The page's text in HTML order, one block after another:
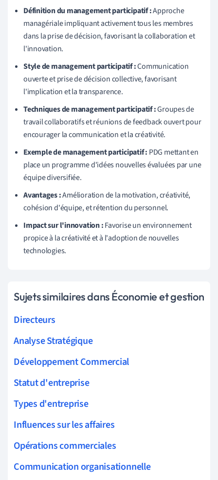
Définition du management participatif :Approche
managériale impliquant activement tous les membres
dans la prise de décision, favorisant la collaboration et
l'innovation.
Style de management participatif :Communication
ouverte et prise de décision collective, favorisant
l'implication et la transparence.
Techniques de management participatif :Groupes de
travail collaboratifs et réunions de feedback ouvert pour
encourager la communication et la créativité.
Exemple de management participatif : PDG mettant en
place un programme d'idées nouvelles évaluées par une
équipe diversifiée.
Avantages :Amélioration de la motivation, créativité,
cohésion d'équipe, et rétention du personnel.
Impact sur l'innovation :Favorise un environnement
propice à la créativité et à l'adoption de nouvelles
technologies.
Sujets similaires dans Économie et gestion
Directeurs
Analyse Stratégique
Développement Commercial
Statut d'entreprise
Types d'entreprise
Influences sur les affaires
Opérations commerciales
Communication organisationnelle